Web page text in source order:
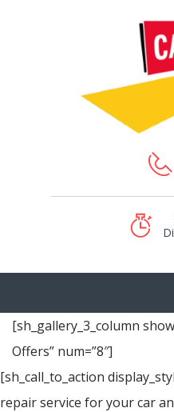
[sh_gallery_3_column
Offers” num=”8″]
[sh_call_to_action
repair service for your car